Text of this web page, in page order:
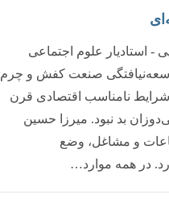
- استادیار علوم اجتماعی
صنعت کفش و چرم
شرایط نامناسب اقتصادی قرن
بد نبود. میرزا حسین
و مشاغل، وضع
در همه موارد…